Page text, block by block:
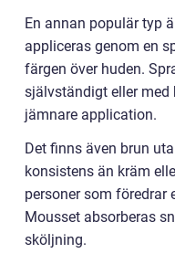
En annan populär typ
appliceras genom en
färgen över huden.
självständigt eller med
jämnare application.
Det finns även brun
konsistens än kräm
personer som föredrar
Mousset absorberas
sköljning.